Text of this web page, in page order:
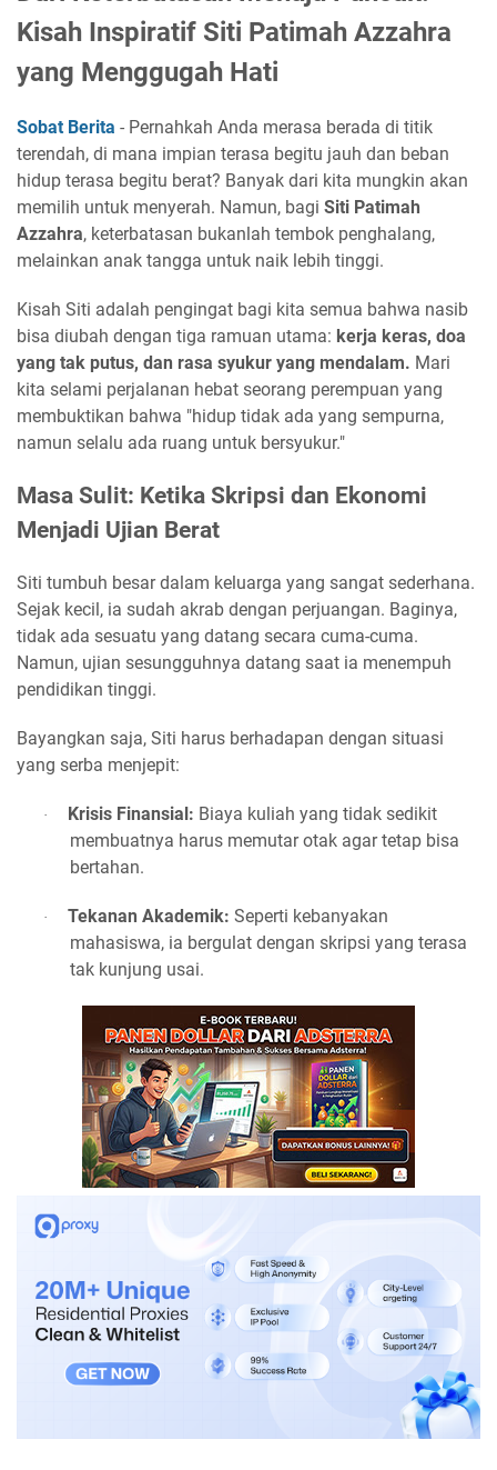
Kisah Inspiratif Siti Patimah Azzahra
yang Menggugah Hati
Sobat Berita - Pernahkah Anda merasa berada di titik
terendah, di mana impian terasa begitu jauh dan beban
hidup terasa begitu berat? Banyak dari kita mungkin akan
memilih untuk menyerah. Namun, bagi Siti Patimah
Azzahra, keterbatasan bukanlah tembok penghalang,
melainkan anak tangga untuk naik lebih tinggi.
Kisah Siti adalah pengingat bagi kita semua bahwa nasib
bisa diubah dengan tiga ramuan utama: kerja keras, doa
yang tak putus, dan rasa syukur yang mendalam. Mari
kita selami perjalanan hebat seorang perempuan yang
membuktikan bahwa "hidup tidak ada yang sempurna,
namun selalu ada ruang untuk bersyukur."
Masa Sulit: Ketika Skripsi dan Ekonomi
Menjadi Ujian Berat
Siti tumbuh besar dalam keluarga yang sangat sederhana.
Sejak kecil, ia sudah akrab dengan perjuangan. Baginya,
tidak ada sesuatu yang datang secara cuma-cuma.
Namun, ujian sesungguhnya datang saat ia menempuh
pendidikan tinggi.
Bayangkan saja, Siti harus berhadapan dengan situasi
yang serba menjepit:
· Krisis Finansial: Biaya kuliah yang tidak sedikit
membuatnya harus memutar otak agar tetap bisa
bertahan.
· Tekanan Akademik: Seperti kebanyakan
mahasiswa, ia bergulat dengan skripsi yang terasa
tak kunjung usai.